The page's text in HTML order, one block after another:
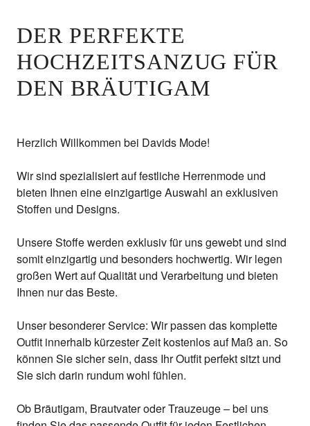
DER PERFEKTE
HOCHZEITSANZUG FÜR
DEN BRÄUTIGAM
Herzlich Willkommen bei Davids Mode!
Wir sind spezialisiert auf festliche Herrenmode und
bieten Ihnen eine einzigartige Auswahl an exklusiven
Stoffen und Designs.
Unsere Stoffe werden exklusiv für uns gewebt und sind
somit einzigartig und besonders hochwertig. Wir legen
großen Wert auf Qualität und Verarbeitung und bieten
Ihnen nur das Beste.
Unser besonderer Service: Wir passen das komplette
Outfit innerhalb kürzester Zeit kostenlos auf Maß an. So
können Sie sicher sein, dass Ihr Outfit perfekt sitzt und
Sie sich darin rundum wohl fühlen.
Ob Bräutigam, Brautvater oder Trauzeuge – bei uns